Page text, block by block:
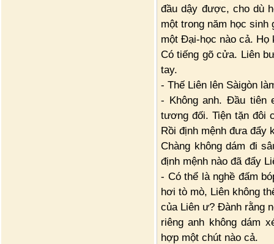
đầu dậy được, cho dù
một trong năm học
một Đại-học nào cả. Họ
Có tiếng gõ cửa. Liên
tay.
- Thế Liên lên Sàigòn
- Không anh. Đầu tiên
tương đối. Tiện tặn đôi
Rồi định mệnh đưa đẩy
Chàng không dám đi
định mệnh nào đã đẩy
- Có thể là nghề đấm
hơi tò mò, Liên không
của Liên ư? Đành rằng
riêng anh không dám
hợp một chút nào cả.